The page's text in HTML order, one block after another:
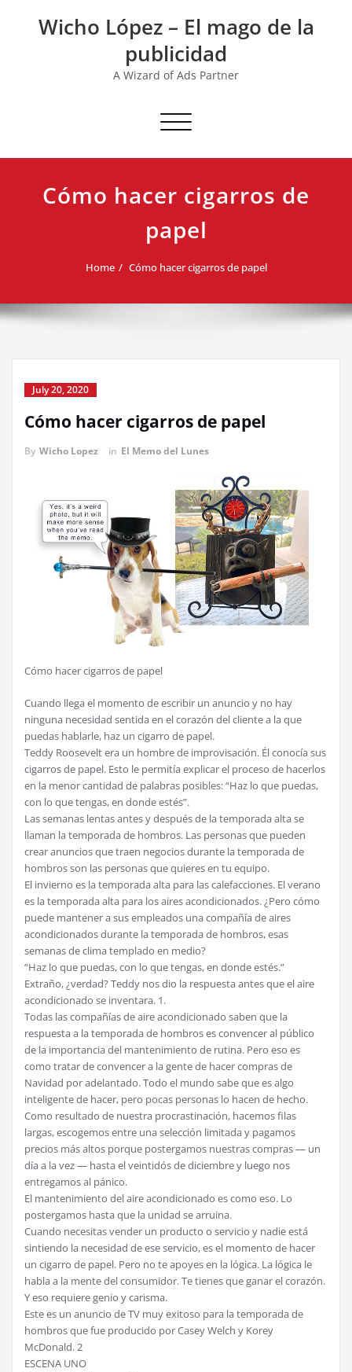
Wicho López – El mago de la
publicidad
A Wizard of Ads Partner
Toggle navigation
Cómo hacer cigarros de
papel
Home Cómo hacer cigarros de papel
July 20, 2020
Cómo hacer cigarros de papel
By Wicho Lopez in El Memo del Lunes
Cómo hacer cigarros de papel
Cuando llega el momento de escribir un anuncio y no hay
ninguna necesidad sentida en el corazón del cliente a la que
puedas hablarle, haz un cigarro de papel.
Teddy Roosevelt era un hombre de improvisación. Él conocía sus
cigarros de papel. Esto le permitía explicar el proceso de hacerlos
en la menor cantidad de palabras posibles: “Haz lo que puedas,
con lo que tengas, en donde estés”.
Las semanas lentas antes y después de la temporada alta se
llaman la temporada de hombros. Las personas que pueden
crear anuncios que traen negocios durante la temporada de
hombros son las personas que quieres en tu equipo.
El invierno es la temporada alta para las calefacciones. El verano
es la temporada alta para los aires acondicionados. ¿Pero cómo
puede mantener a sus empleados una compañía de aires
acondicionados durante la temporada de hombros, esas
semanas de clima templado en medio?
“Haz lo que puedas, con lo que tengas, en donde estés.”
Extraño, ¿verdad? Teddy nos dio la respuesta antes que el aire
acondicionado se inventara. 1.
Todas las compañías de aire acondicionado saben que la
respuesta a la temporada de hombros es convencer al público
de la importancia del mantenimiento de rutina. Pero eso es
como tratar de convencer a la gente de hacer compras de
Navidad por adelantado. Todo el mundo sabe que es algo
inteligente de hacer, pero pocas personas lo hacen de hecho.
Como resultado de nuestra procrastinación, hacemos filas
largas, escogemos entre una selección limitada y pagamos
precios más altos porque postergamos nuestras compras — un
día a la vez — hasta el veintidós de diciembre y luego nos
entregamos al pánico.
El mantenimiento del aire acondicionado es como eso. Lo
postergamos hasta que la unidad se arruina.
Cuando necesitas vender un producto o servicio y nadie está
sintiendo la necesidad de ese servicio, es el momento de hacer
un cigarro de papel. Pero no te apoyes en la lógica. La lógica le
habla a la mente del consumidor. Te tienes que ganar el corazón.
Y eso requiere genio y carisma.
Este es un anuncio de TV muy exitoso para la temporada de
hombros que fue producido por Casey Welch y Korey
McDonald. 2
ESCENA UNO